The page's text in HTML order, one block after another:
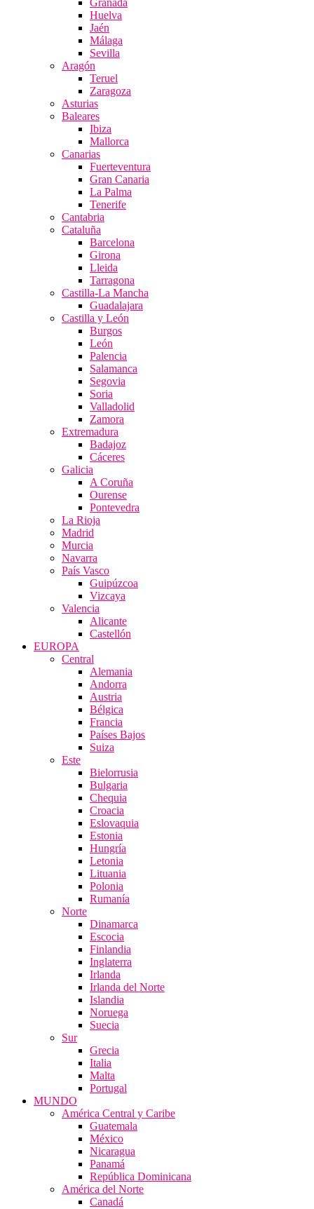
Granada
Huelva
Jaén
Málaga
Sevilla
Aragón
Teruel
Zaragoza
Asturias
Baleares
Ibiza
Mallorca
Canarias
Fuerteventura
Gran Canaria
La Palma
Tenerife
Cantabria
Cataluña
Barcelona
Girona
Lleida
Tarragona
Castilla-La Mancha
Guadalajara
Castilla y León
Burgos
León
Palencia
Salamanca
Segovia
Soria
Valladolid
Zamora
Extremadura
Badajoz
Cáceres
Galicia
A Coruña
Ourense
Pontevedra
La Rioja
Madrid
Murcia
Navarra
País Vasco
Guipúzcoa
Vizcaya
Valencia
Alicante
Castellón
EUROPA
Central
Alemania
Andorra
Austria
Bélgica
Francia
Países Bajos
Suiza
Este
Bielorrusia
Bulgaria
Chequia
Croacia
Eslovaquia
Estonia
Hungría
Letonia
Lituania
Polonia
Rumanía
Norte
Dinamarca
Escocia
Finlandia
Inglaterra
Irlanda
Irlanda del Norte
Islandia
Noruega
Suecia
Sur
Grecia
Italia
Malta
Portugal
MUNDO
América Central y Caribe
Guatemala
México
Nicaragua
Panamá
República Dominicana
América del Norte
Canadá